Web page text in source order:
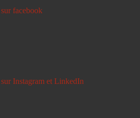
facebook
Instagram et LinkedIn